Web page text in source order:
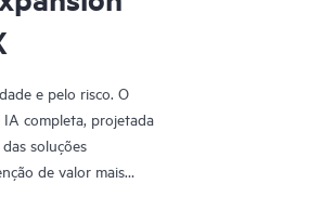
e pelo risco. O
completa, projetada
soluções
de valor mais